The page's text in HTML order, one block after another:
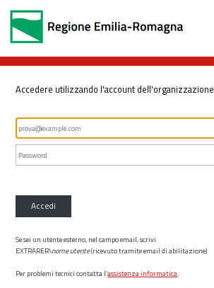
Accedere utilizzando l'account dell'organizzazione
Accedi
Se sei un utente esterno, nel campo email, scrivi
EXTRARER\nome utente(ricevuto tramite email di abilitazione)
Per problemi tecnici contatta l’assistenza informatica.